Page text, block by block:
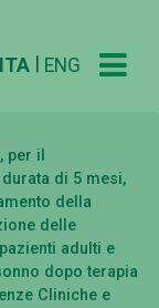
ITA ENG
per il
di 5 mesi,
della
delle
adulti e
dopo terapia
Cliniche e